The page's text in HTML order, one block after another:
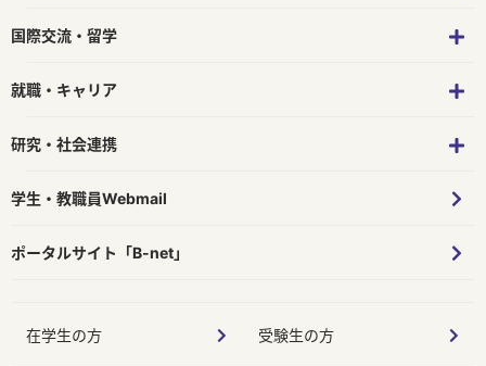
国際交流・留学
就職・キャリア
研究・社会連携
学生・教職員Webmail
ポータルサイト「B-net」
在学生の方 受験生の方